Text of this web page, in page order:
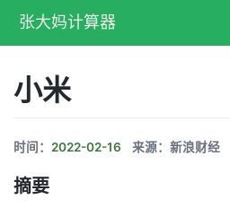
张大妈计算器
小米
时间： 2022-02-16 来源：新浪财经
摘要